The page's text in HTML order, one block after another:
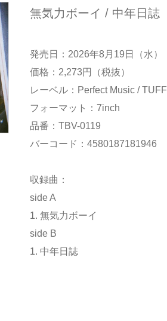
無気力ボーイ / 中年日誌
発売日：2026年8月19日（水）
価格：2,273円（税抜）
レーベル：Perfect Music /
フォーマット：7inch
品番：TBV-0119
バーコード：4580187181946
収録曲：
side A
1. 無気力ボーイ
side B
1. 中年日誌